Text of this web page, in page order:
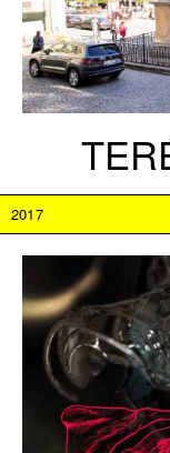
2017